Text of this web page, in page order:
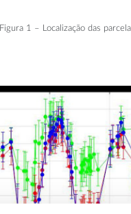
Figura 1 – Localização das